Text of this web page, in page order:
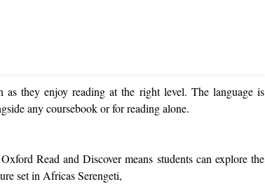
they enjoy reading at the right level. The language is
any coursebook or for reading alone.
Read and Discover means students can explore the
set in Africas Serengeti,